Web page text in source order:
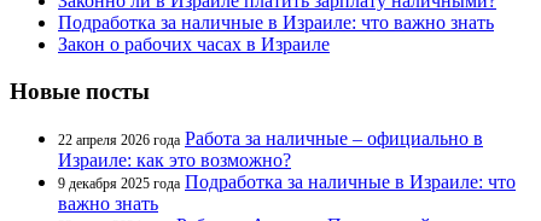
Подработка за наличные в Израиле: что важно знать
Закон о рабочих часах в Израиле
Новые посты
22 апреля 2026 года Работа за наличные – официально в
Израиле: как это возможно?
9 декабря 2025 года Подработка за наличные в Израиле: что
важно знать